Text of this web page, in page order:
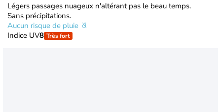
Légers passages nuageux n'altérant pas le beau temps.
Sans précipitations.
Aucun risque de pluie
Indice UV8 Très fort